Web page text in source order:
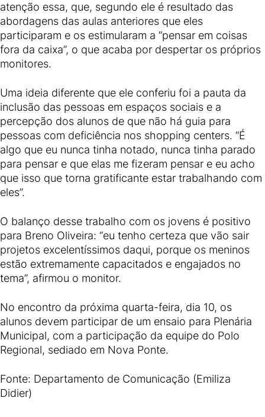
atenção essa, que, segundo ele é resultado das
abordagens das aulas anteriores que eles
participaram e os estimularam a “pensar em coisas
fora da caixa”, o que acaba por despertar os próprios
monitores.
Uma ideia diferente que ele conferiu foi a pauta da
inclusão das pessoas em espaços sociais e a
percepção dos alunos de que não há guia para
pessoas com deficiência nos shopping centers. “É
algo que eu nunca tinha notado, nunca tinha parado
para pensar e que elas me fizeram pensar e eu acho
que isso que torna gratificante estar trabalhando com
eles”.
O balanço desse trabalho com os jovens é positivo
para Breno Oliveira: “eu tenho certeza que vão sair
projetos excelentíssimos daqui, porque os meninos
estão extremamente capacitados e engajados no
tema”, afirmou o monitor.
No encontro da próxima quarta-feira, dia 10, os
alunos devem participar de um ensaio para Plenária
Municipal, com a participação da equipe do Polo
Regional, sediado em Nova Ponte.
Fonte: Departamento de Comunicação (Emiliza
Didier)